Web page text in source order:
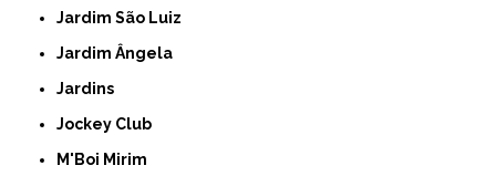
Jardim São Luiz
Jardim Ângela
Jardins
Jockey Club
M'Boi Mirim